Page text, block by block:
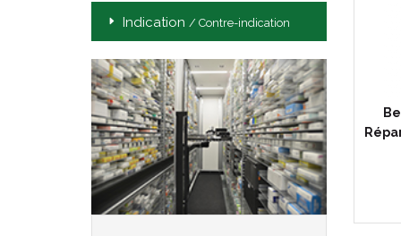
Indication / Contre-indication